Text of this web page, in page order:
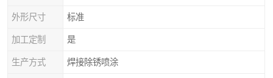
外形尺寸 标准
加工定制 是
生产方式 焊接除锈喷涂